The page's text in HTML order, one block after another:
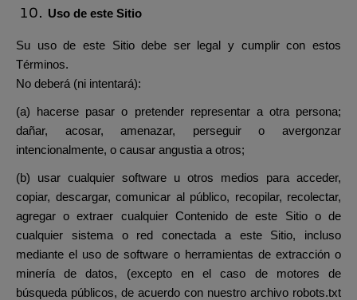
Uso de este Sitio
Su uso de este Sitio debe ser legal y cumplir con estos
Términos.
No deberá (ni intentará):
(a) hacerse pasar o pretender representar a otra persona;
dañar, acosar, amenazar, perseguir o avergonzar
intencionalmente, o causar angustia a otros;
(b) usar cualquier software u otros medios para acceder,
copiar, descargar, comunicar al público, recopilar, recolectar,
agregar o extraer cualquier Contenido de este Sitio o de
cualquier sistema o red conectada a este Sitio, incluso
mediante el uso de software o herramientas de extracción o
minería de datos, (excepto en el caso de motores de
búsqueda públicos, de acuerdo con nuestro archivo robots.txt